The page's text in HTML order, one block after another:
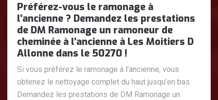
Préférez-vous le ramonage à
l’ancienne ? Demandez les prestations
de DM Ramonage un ramoneur de
cheminée à l’ancienne à Les Moitiers D
Allonne dans le 50270 !
Si vous préférez le ramonage à l’ancienne, vous
obtenez le nettoyage complet du haut jusqu’en bas.
Demandez les prestations de DM Ramonage un